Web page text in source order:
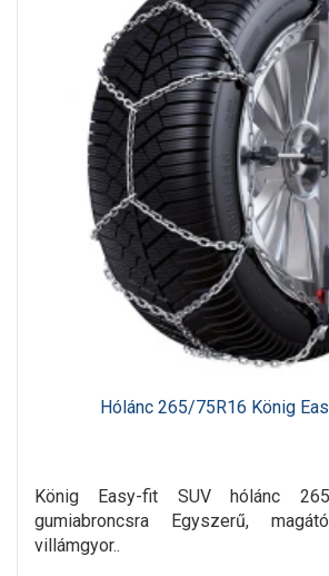
Hólánc 265/75R16 König
König Easy-fit SUV hólánc
gumiabroncsra Egyszerű,
villámgyor..